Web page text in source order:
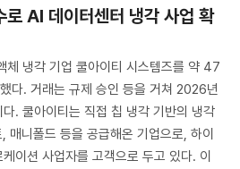
로 AI 데이터센터 냉각 사업 확
체 냉각 기업 쿨아이티 시스템즈를 약 47
다. 거래는 규제 승인 등을 거쳐 2026년
. 쿨아이티는 직접 칩 냉각 기반의 냉각
매니폴드 등을 공급해온 기업으로, 하이
이션 사업자를 고객으로 두고 있다. 이